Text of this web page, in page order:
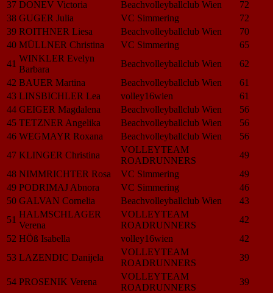
37 DONEV Victoria Beachvolleyballclub Wien
72
38 GUGER Julia VC Simmering
72
39 ROITHNER Liesa Beachvolleyballclub Wien
70
40 MÜLLNER Christina VC Simmering
65
41
WINKLER Evelyn
Barbara
Beachvolleyballclub Wien
62
42 BAUER Martina Beachvolleyballclub Wien
61
43 LINSBICHLER Lea volley16wien
61
44 GEIGER Magdalena Beachvolleyballclub Wien
56
45 TETZNER Angelika Beachvolleyballclub Wien
56
46 WEGMAYR Roxana Beachvolleyballclub Wien
56
47 KLINGER Christina
VOLLEYTEAM
ROADRUNNERS
49
48 NIMMRICHTER Rosa VC Simmering
49
49 PODRIMAJ Abnora VC Simmering
46
50 GALVAN Cornelia Beachvolleyballclub Wien
43
51
HALMSCHLAGER
Verena
VOLLEYTEAM
ROADRUNNERS
42
52 HÖß Isabella volley16wien
42
53 LAZENDIC Danijela
VOLLEYTEAM
ROADRUNNERS
39
54 PROSENIK Verena
VOLLEYTEAM
ROADRUNNERS
39